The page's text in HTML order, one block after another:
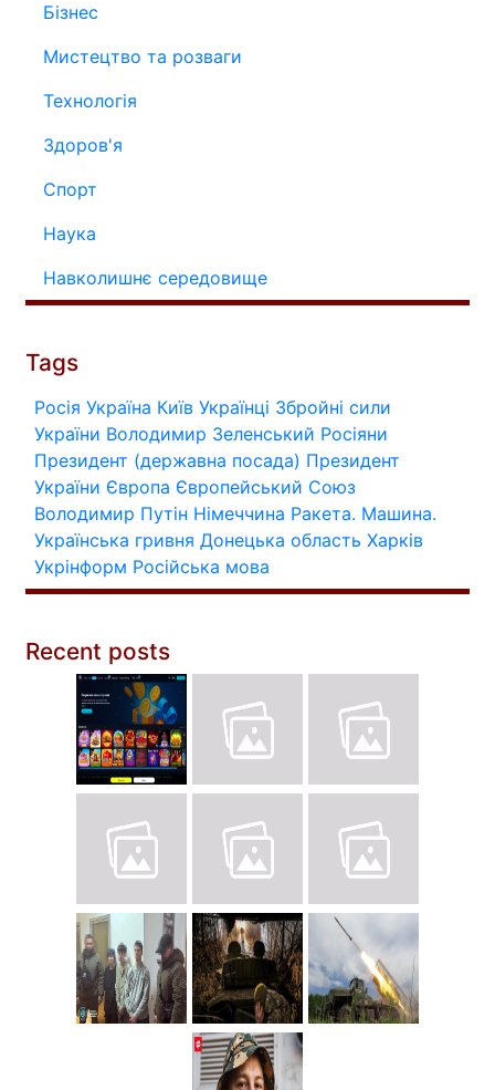
Бізнес
Мистецтво та розваги
Технологія
Здоров'я
Спорт
Наука
Навколишнє середовище
Tags
Росія Україна Київ Українці Збройні сили
України Володимир Зеленський Росіяни
Президент (державна посада) Президент
України Європа Європейський Союз
Володимир Путін Німеччина Ракета. Машина.
Українська гривня Донецька область Харків
Укрінформ Російська мова
Recent posts